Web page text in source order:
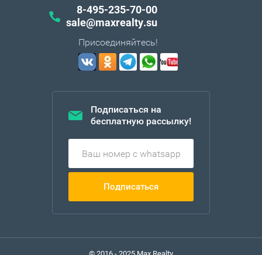
8-495-235-70-00
sale@maxrealty.su
Присоединяйтесь!
Подписаться на
бесплатную рассылку!
Подписаться